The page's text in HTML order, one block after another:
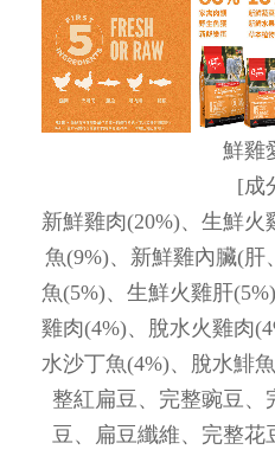
鮮雞
[成
新鮮雞肉(20%)、生鮮
魚(9%)、新鮮雞內臟(肝
魚(5%)、生鮮火雞肝
雞肉(4%)、脫水火雞肉
水沙丁魚(4%)、脫水鯡
整紅扁豆、完整豌豆、
豆、扁豆纖維、完整花